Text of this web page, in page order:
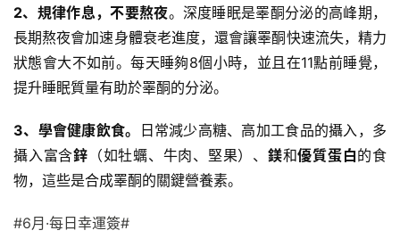
2、規律作息，不要熬夜。深度睡眠是睪酮分泌的高峰期，
長期熬夜會加速身體衰老進度，還會讓睪酮快速流失，精力
狀態會大不如前。每天睡夠8個小時，並且在11點前睡覺，
提升睡眠質量有助於睪酮的分泌。
3、學會健康飲食。
日常減少高糖、高加工食品的攝入，多
攝入富含鋅 （如牡蠣、牛肉、 堅果）、 鎂和優質蛋白的食
物，這些是合成睪酮的關鍵營養素。
#6月·每日幸運簽#